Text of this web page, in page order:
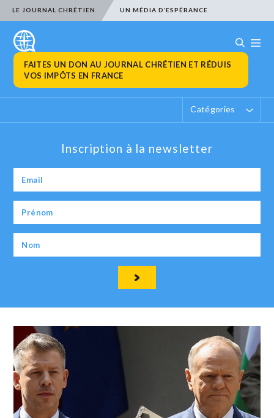
LE JOURNAL CHRÉTIEN UN MÉDIA D’ESPÉRANCE
FAITES UN DON AU JOURNAL CHRÉTIEN ET RÉDUIS
VOS IMPÔTS EN FRANCE
Catégories
Inscription à la newsletter